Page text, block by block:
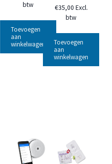
btw
Toevoegen
aan
winkelwagen
€35,00 Excl.
btw
Toevoegen
aan
winkelwagen